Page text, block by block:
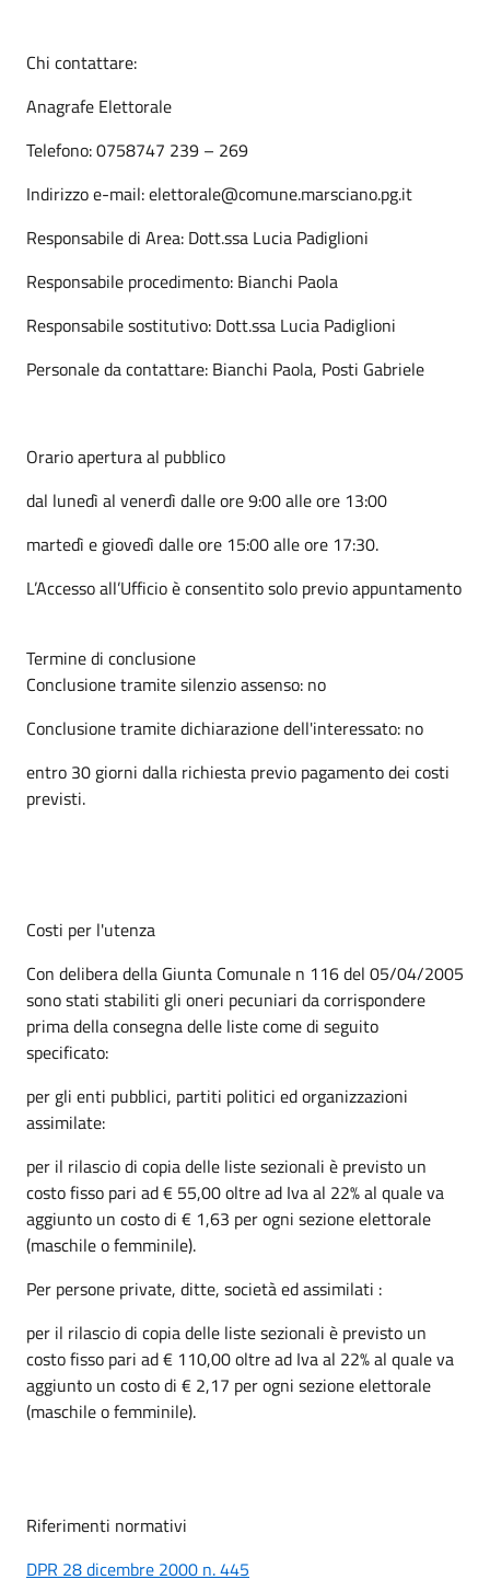
Chi contattare:
Anagrafe Elettorale
Telefono: 0758747 239 – 269
Indirizzo e-mail: elettorale@comune.marsciano.pg.it
Responsabile di Area: Dott.ssa Lucia Padiglioni
Responsabile procedimento: Bianchi Paola
Responsabile sostitutivo: Dott.ssa Lucia Padiglioni
Personale da contattare: Bianchi Paola, Posti Gabriele
Orario apertura al pubblico
dal lunedì al venerdì dalle ore 9:00 alle ore 13:00
martedì e giovedì dalle ore 15:00 alle ore 17:30.
L’Accesso all’Ufficio è consentito solo previo appuntamento
Termine di conclusione
Conclusione tramite silenzio assenso: no
Conclusione tramite dichiarazione dell'interessato: no
entro 30 giorni dalla richiesta previo pagamento dei costi
previsti.
Costi per l'utenza
Con delibera della Giunta Comunale n 116 del 05/04/2005
sono stati stabiliti gli oneri pecuniari da corrispondere
prima della consegna delle liste come di seguito
specificato:
per gli enti pubblici, partiti politici ed organizzazioni
assimilate:
per il rilascio di copia delle liste sezionali è previsto un
costo fisso pari ad € 55,00 oltre ad Iva al 22% al quale va
aggiunto un costo di € 1,63 per ogni sezione elettorale
(maschile o femminile).
Per persone private, ditte, società ed assimilati :
per il rilascio di copia delle liste sezionali è previsto un
costo fisso pari ad € 110,00 oltre ad Iva al 22% al quale va
aggiunto un costo di € 2,17 per ogni sezione elettorale
(maschile o femminile).
Riferimenti normativi
DPR 28 dicembre 2000 n. 445